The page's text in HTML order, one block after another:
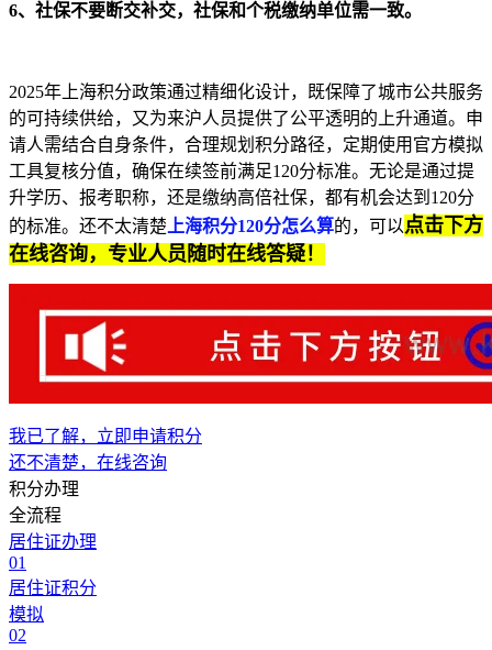
6、社保不要断交补交，社保和个税缴纳单位需一致。
2025年上海积分政策通过精细化设计，既保障了城市公共服务
的可持续供给，又为来沪人员提供了公平透明的上升通道。申
请人需结合自身条件，合理规划积分路径，定期使用官方模拟
工具复核分值，确保在续签前满足120分标准。无论是通过提
升学历、报考职称，还是缴纳高倍社保，都有机会达到120分
的标准。还不太清楚 上海积分120分怎么算的，可以点击下方
在线咨询，专业人员随时在线答疑！
我已了解，立即申请积分
还不清楚，在线咨询
积分办理
全流程
居住证办理
01
居住证积分
模拟
02